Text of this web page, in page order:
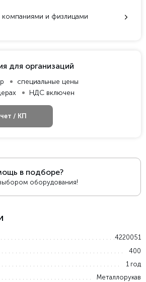
в подборе?
оборудования!
4220051
400
1 год
Металлорукав
компаниями и физлицами
для организаций
специальные цены
НДС включен
/ КП